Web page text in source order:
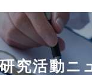
研究活動ニ